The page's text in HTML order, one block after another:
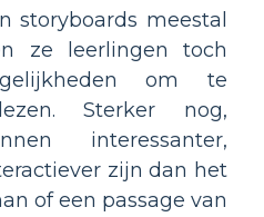
storyboards meestal
ze leerlingen toch
om te
Sterker nog,
interessanter,
zijn dan het
of een passage van